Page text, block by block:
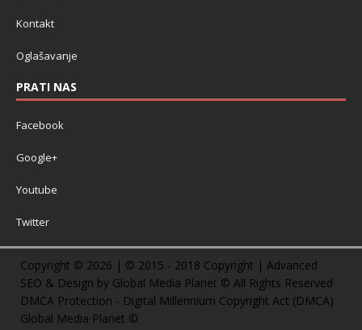
Kontakt
Oglašavanje
PRATI NAS
Facebook
Google+
Youtube
Twitter
Copyright © 2026 | © 2015 - 2018 Copyright | Advanced
SEO & Design by Global Media Planet © All Rights Reserved
DMCA Protection - Digital Millennium Copyright Act (DMCA)
Global Media Planet ©